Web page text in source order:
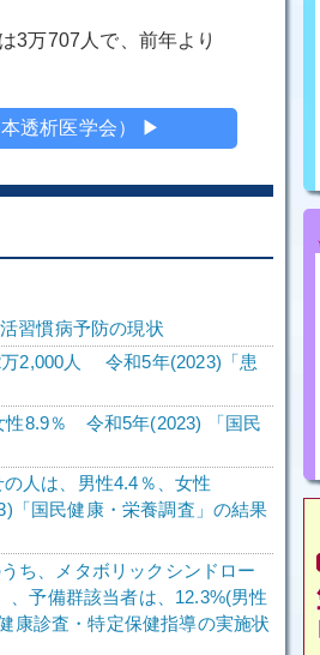
3万707人で、前年より
透析医学会） ▶
習慣病予防の現状
万2,000人 令和5年(2023)「患
性8.9％ 令和5年(2023) 「国民
人は、男性4.4％、女性
国民健康・栄養調査」の結果
ち、メタボリックシンドロー
、予備群該当者は、12.3%(男性
診査・特定保健指導の実施状